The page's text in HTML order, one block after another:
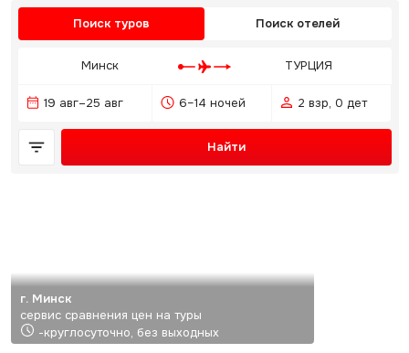
Поиск туров Поиск отелей
Минск ТУРЦИЯ
19 авг–25 авг 6–14 ночей 2 взр, 0 дет
Найти
г. Минск
сервис сравнения цен на туры
-круглосуточно, без выходных